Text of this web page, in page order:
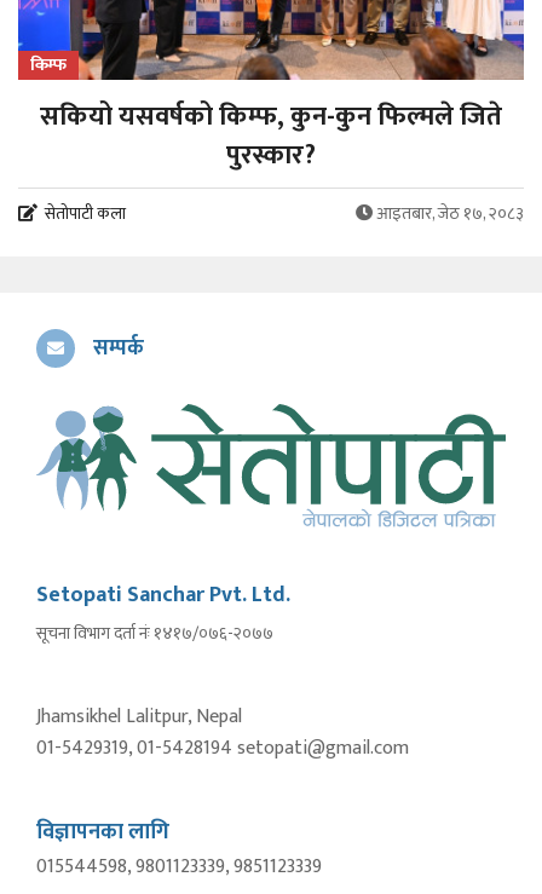
किम्फ
सकियो यसवर्षको किम्फ, कुन-कुन फिल्मले जिते
पुरस्कार?
सेतोपाटी कला आइतबार, जेठ १७, २०८३
सम्पर्क
Setopati Sanchar Pvt. Ltd.
सूचना विभाग दर्ता नंः १४१७/०७६-२०७७
Jhamsikhel Lalitpur, Nepal
01-5429319, 01-5428194 setopati@gmail.com
विज्ञापनका लागि
015544598, 9801123339, 9851123339